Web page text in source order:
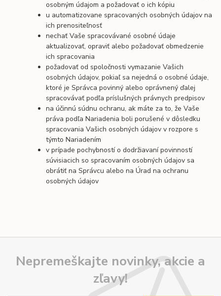
osobným údajom a požadovať o ich kópiu
u automatizovane spracovaných osobných údajov na
ich prenositeľnosť
nechať Vaše spracovávané osobné údaje
aktualizovať, opraviť alebo požadovať obmedzenie
ich spracovania
požadovať od spoločnosti vymazanie Vašich
osobných údajov, pokiaľ sa nejedná o osobné údaje,
ktoré je Správca povinný alebo oprávnený ďalej
spracovávať podľa príslušných právnych predpisov
na účinnú súdnu ochranu, ak máte za to, že Vaše
práva podľa Nariadenia boli porušené v dôsledku
spracovania Vašich osobných údajov v rozpore s
týmto Nariadením
v prípade pochybností o dodržiavaní povinností
súvisiacich so spracovaním osobných údajov sa
obrátiť na Správcu alebo na Úrad na ochranu
osobných údajov
Nepremeškajte novinky, akcie a
zľavy!